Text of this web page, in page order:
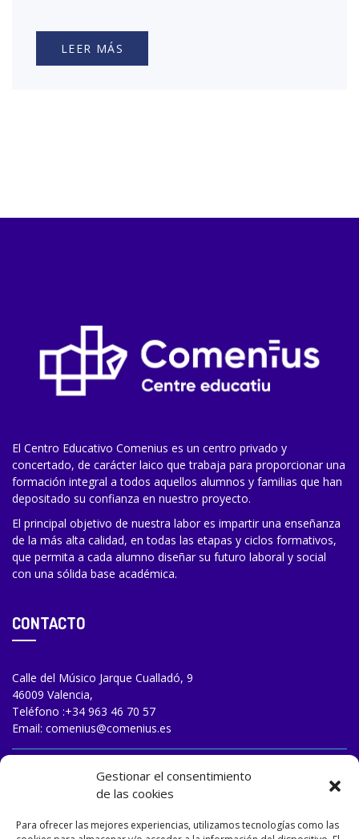
Gestionar el consentimiento
de las cookies
Para ofrecer las mejores experiencias, utilizamos tecnologías como las
LEER MÁS
El Centro Educativo Comenius es un centro privado y
concertado, de carácter laico que trabaja para proporcionar una
formación integral a todos aquellos alumnos y familias que han
depositado su confianza en nuestro proyecto.
El principal objetivo de nuestra labor es impartir una enseñanza
de la más alta calidad, en todas las etapas y ciclos formativos,
que permita a cada alumno diseñar su futuro laboral y social
con una sólida base académica.
CONTACTO
Calle del Músico Jarque Cualladó, 9
46009 Valencia,
Teléfono :+34 963 46 70 57
Email: comenius@comenius.es